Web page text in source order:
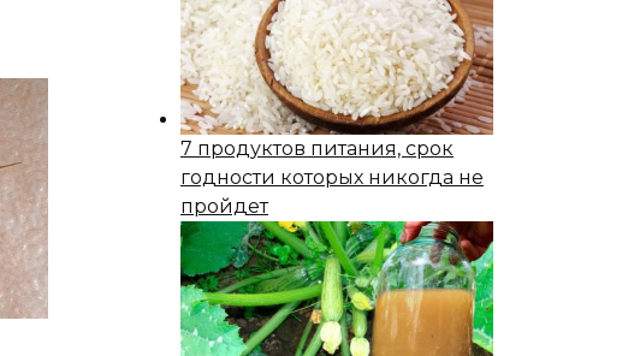
7 продуктов питания, срок
годности которых никогда не
пройдет